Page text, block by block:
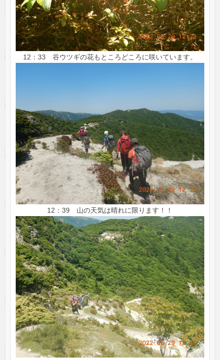
12：33 谷ウツギの花もところどころに咲いています。
12：39 山の天気は晴れに限ります！！